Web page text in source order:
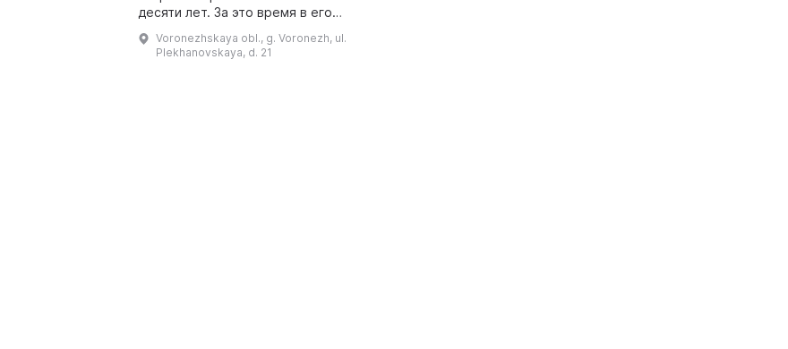
десяти лет. За это время в его
более полутора сотен
экспонатов, включая иконы,
Voronezhskaya obl., g. Voronezh, ul.
Plekhanovskaya, d. 21